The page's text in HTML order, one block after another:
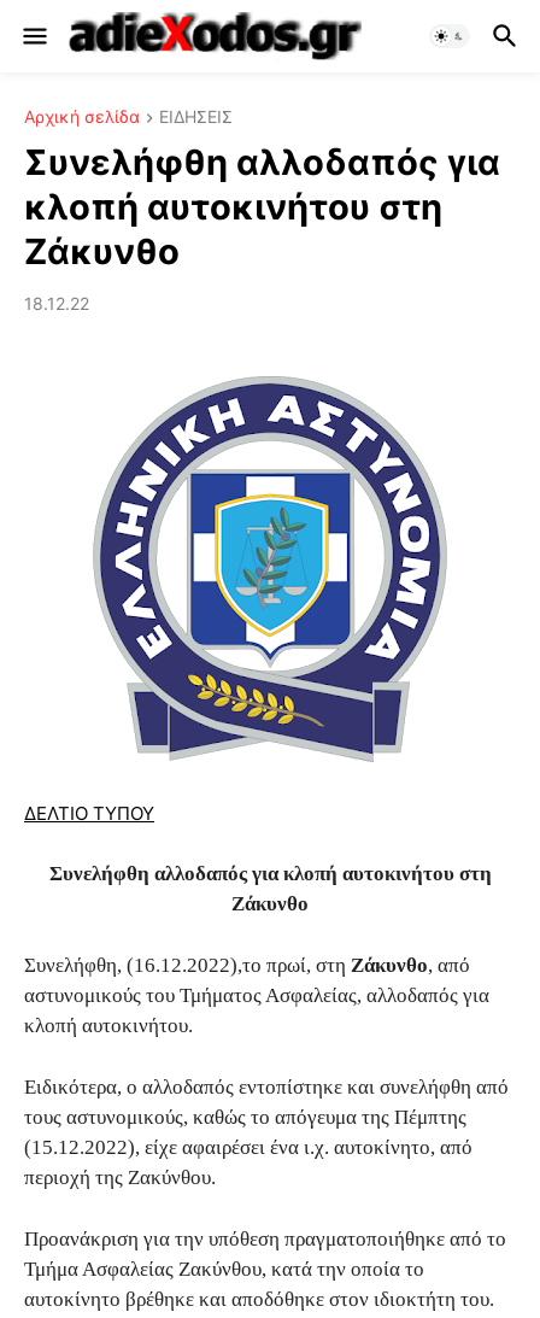
Αρχική σελίδα ΕΙΔΗΣΕΙΣ
Συνελήφθη αλλοδαπός για
κλοπή αυτοκινήτου στη
Ζάκυνθο
18.12.22
ΔΕΛΤΙΟ ΤΥΠΟΥ
Συνελήφθη αλλοδαπός για κλοπή αυτοκινήτου στη
Ζάκυνθο
Συνελήφθη, (16.12.2022),το πρωί, στη Ζάκυνθο, από
αστυνομικούς του Τμήματος Ασφαλείας, αλλοδαπός για
κλοπή αυτοκινήτου.
Ειδικότερα, ο αλλοδαπός εντοπίστηκε και συνελήφθη από
τους αστυνομικούς, καθώς το απόγευμα της Πέμπτης
(15.12.2022), είχε αφαιρέσει ένα ι.χ. αυτοκίνητο, από
περιοχή της Ζακύνθου.
Προανάκριση για την υπόθεση πραγματοποιήθηκε από το
Τμήμα Ασφαλείας Ζακύνθου, κατά την οποία το
αυτοκίνητο βρέθηκε και αποδόθηκε στον ιδιοκτήτη του.